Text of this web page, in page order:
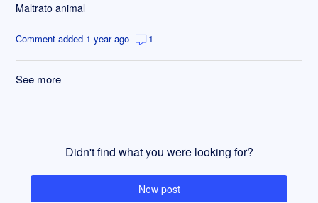
Maltrato animal
Comment added 1 year ago 1
See more
Didn't find what you were looking for?
New post